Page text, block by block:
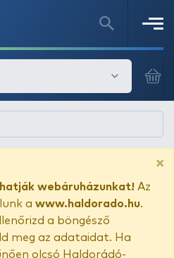
×
webáruházunkat! Az
a www.haldorado.hu.
a böngésző
meg az adataidat. Ha
olcsó Haldorádó-